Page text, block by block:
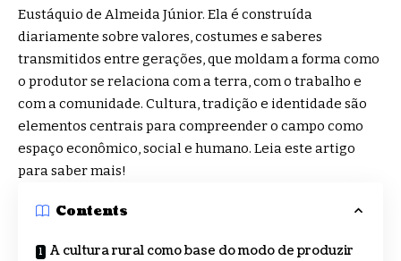
Eustáquio de Almeida Júnior. Ela é construída
diariamente sobre valores, costumes e saberes
transmitidos entre gerações, que moldam a forma como
o produtor se relaciona com a terra, com o trabalho e
com a comunidade. Cultura, tradição e identidade são
elementos centrais para compreender o campo como
espaço econômico, social e humano. Leia este artigo
para saber mais!
Contents
A cultura rural como base do modo de produzir